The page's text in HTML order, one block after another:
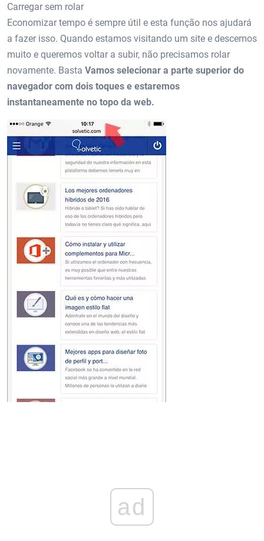
Carregar sem rolar
Economizar tempo é sempre útil e esta função nos ajudará
a fazer isso. Quando estamos visitando um site e descemos
muito e queremos voltar a subir, não precisamos rolar
novamente. Basta Vamos selecionar a parte superior do
navegador com dois toques e estaremos
instantaneamente no topo da web.
ad